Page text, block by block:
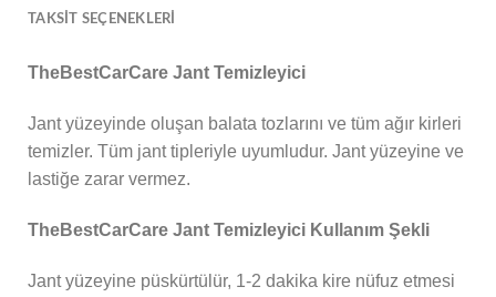
TAKSIT SEÇENEKLERI
TheBestCarCare Jant Temizleyici
Jant yüzeyinde oluşan balata tozlarını ve tüm ağır kirleri
temizler. Tüm jant tipleriyle uyumludur. Jant yüzeyine ve
lastiğe zarar vermez.
TheBestCarCare Jant Temizleyici Kullanım Şekli
Jant yüzeyine püskürtülür, 1-2 dakika kire nüfuz etmesi